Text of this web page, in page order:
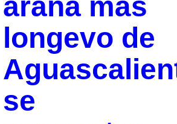
araña más
longevo de
se